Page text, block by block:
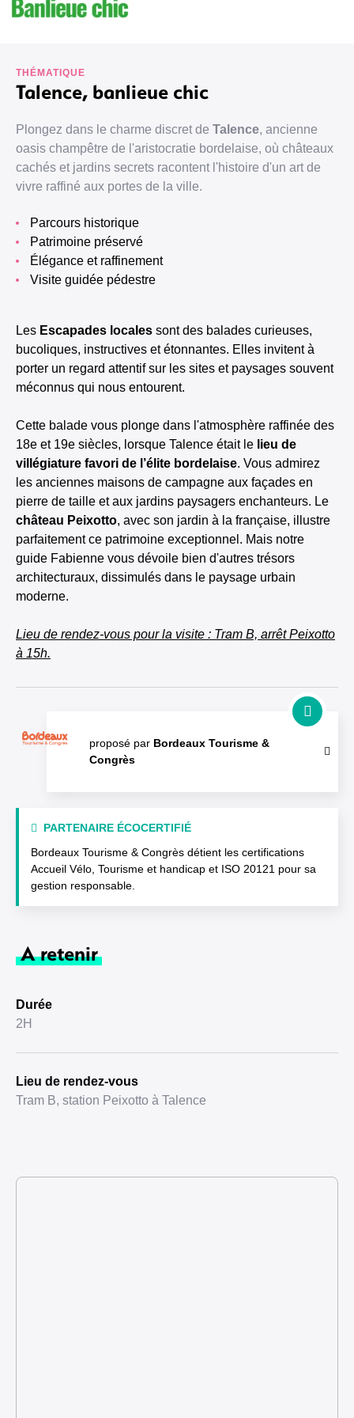
THÉMATIQUE
Talence, banlieue chic
Plongez dans le charme discret de Talence, ancienne
oasis champêtre de l'aristocratie bordelaise, où châteaux
cachés et jardins secrets racontent l'histoire d'un art de
vivre raffiné aux portes de la ville.
Parcours historique
Patrimoine préservé
Élégance et raffinement
Visite guidée pédestre
Les Escapades locales sont des balades curieuses,
bucoliques, instructives et étonnantes. Elles invitent à
porter un regard attentif sur les sites et paysages souvent
méconnus qui nous entourent.
Cette balade vous plonge dans l'atmosphère raffinée des
18e et 19e siècles, lorsque Talence était le lieu de
villégiature favori de l’élite bordelaise. Vous admirez
les anciennes maisons de campagne aux façades en
pierre de taille et aux jardins paysagers enchanteurs. Le
château Peixotto, avec son jardin à la française, illustre
parfaitement ce patrimoine exceptionnel. Mais notre
guide Fabienne vous dévoile bien d'autres trésors
architecturaux, dissimulés dans le paysage urbain
moderne.
Lieu de rendez-vous pour la visite : Tram B, arrêt Peixotto
à 15h.
proposé par Bordeaux Tourisme &
Congrès
PARTENAIRE ÉCOCERTIFIÉ
Bordeaux Tourisme & Congrès détient les certifications
Accueil Vélo, Tourisme et handicap et ISO 20121 pour sa
gestion responsable.
A retenir
Durée
2H
Lieu de rendez-vous
Tram B, station Peixotto à Talence